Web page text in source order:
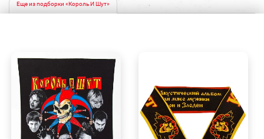
Еще из подборки «Король И Шут»